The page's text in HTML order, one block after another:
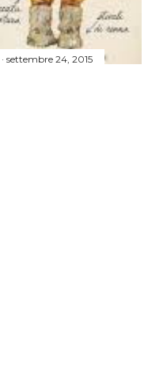
settembre 24, 2015